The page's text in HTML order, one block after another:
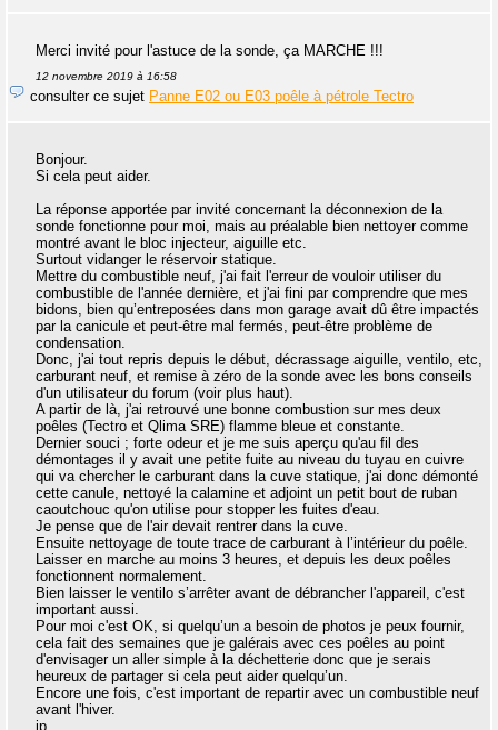
Merci invité pour l'astuce de la sonde, ça MARCHE !!!
12 novembre 2019 à 16:58
consulter ce sujet Panne E02 ou E03 poêle à pétrole Tectro
Bonjour.
Si cela peut aider.
La réponse apportée par invité concernant la déconnexion de la
sonde fonctionne pour moi, mais au préalable bien nettoyer comme
montré avant le bloc injecteur, aiguille etc.
Surtout vidanger le réservoir statique.
Mettre du combustible neuf, j'ai fait l'erreur de vouloir utiliser du
combustible de l'année dernière, et j'ai fini par comprendre que mes
bidons, bien qu’entreposées dans mon garage avait dû être impactés
par la canicule et peut-être mal fermés, peut-être problème de
condensation.
Donc, j'ai tout repris depuis le début, décrassage aiguille, ventilo, etc,
carburant neuf, et remise à zéro de la sonde avec les bons conseils
d'un utilisateur du forum (voir plus haut).
A partir de là, j'ai retrouvé une bonne combustion sur mes deux
poêles (Tectro et Qlima SRE) flamme bleue et constante.
Dernier souci ; forte odeur et je me suis aperçu qu'au fil des
démontages il y avait une petite fuite au niveau du tuyau en cuivre
qui va chercher le carburant dans la cuve statique, j'ai donc démonté
cette canule, nettoyé la calamine et adjoint un petit bout de ruban
caoutchouc qu'on utilise pour stopper les fuites d'eau.
Je pense que de l'air devait rentrer dans la cuve.
Ensuite nettoyage de toute trace de carburant à l’intérieur du poêle.
Laisser en marche au moins 3 heures, et depuis les deux poêles
fonctionnent normalement.
Bien laisser le ventilo s’arrêter avant de débrancher l'appareil, c'est
important aussi.
Pour moi c'est OK, si quelqu’un a besoin de photos je peux fournir,
cela fait des semaines que je galérais avec ces poêles au point
d'envisager un aller simple à la déchetterie donc que je serais
heureux de partager si cela peut aider quelqu’un.
Encore une fois, c'est important de repartir avec un combustible neuf
avant l'hiver.
jp